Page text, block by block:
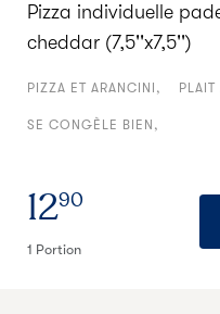
Pizza individuelle
cheddar (7,5''x7,5'')
PIZZA ET ARANCINI PLAIT
SE CONGÈLE BIEN
1290
1 Portion